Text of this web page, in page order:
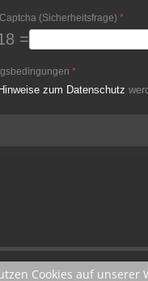
(Sicherheitsfrage) *
=
*
Hinweise zum Datenschutz
Cookies auf